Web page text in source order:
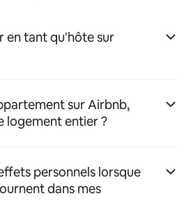
en tant qu'hôte sur
sur Airbnb,
logement entier ?
personnels lorsque
dans mes